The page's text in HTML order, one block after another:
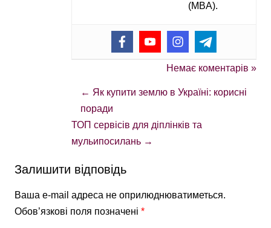
(MBA).
Немає коментарів »
← Як купити землю в Україні: корисні
поради
ТОП сервісів для діплінків та
мульипосилань →
Залишити відповідь
Ваша e-mail адреса не оприлюднюватиметься.
Обов’язкові поля позначені*